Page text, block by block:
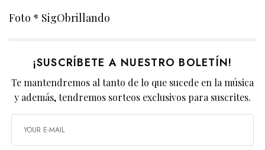
Foto * SigObrillando
¡SUSCRÍBETE A NUESTRO BOLETÍN!
Te mantendremos al tanto de lo que sucede en la música
y además, tendremos sorteos exclusivos para suscrites.